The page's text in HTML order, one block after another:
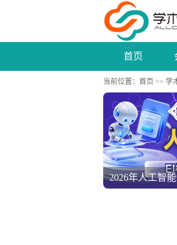
首页
当前位置： 首页 >> 学
2026年人工智